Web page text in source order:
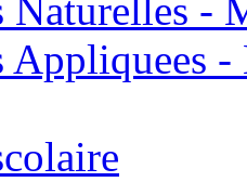
Naturelles -
Appliquees